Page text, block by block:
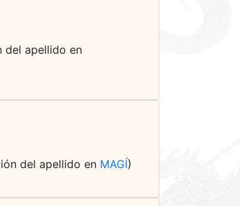
del apellido en
del apellido en MAGÍ)